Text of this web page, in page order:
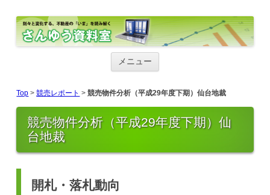
メニュー
ツ
ス
キ
ッ
Top >競売レポート >競売物件分析（平成29年度下期）仙台地裁
競売物件分析（平成29年度下期）仙
台地裁
開札・落札動向